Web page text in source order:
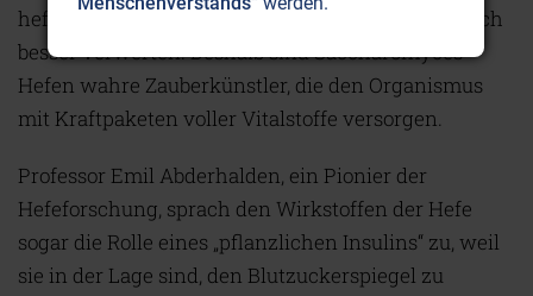
hefegebundenen Form kann sie der Körper deutlich
besser verwerten. Deshalb sind Saccharomyces-
Hefen wahre Zauberkünstler, die den Organismus
mit Kraftpaketen voller Vitalstoffe versorgen.
Professor Emil Abderhalden, ein Pionier der
Hefeforschung, sprach den Wirkstoffen der Hefe
sogar die Rolle eines „pflanzlichen Insulins“ zu, weil
sie in der Lage sind, den Blutzuckerspiegel zu